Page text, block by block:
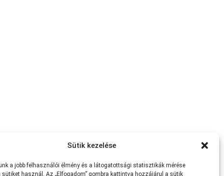
Sütik kezelése
a jobb felhasználói élmény és a látogatottsági statisztikák mérése
sütiket használ. Az „Elfogadom” gombra kattintva hozzájárul a sütik